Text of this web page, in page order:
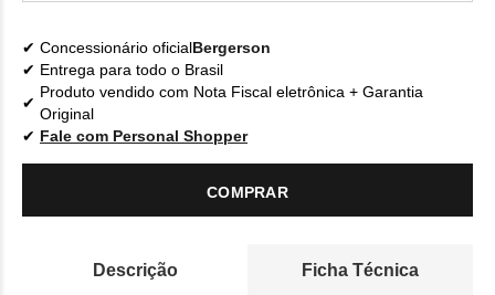
Concessionário oficialBergerson
Entrega para todo o Brasil
Produto vendido com Nota Fiscal eletrônica + Garantia
Original
Fale com Personal Shopper
COMPRAR
Descrição Ficha Técnica